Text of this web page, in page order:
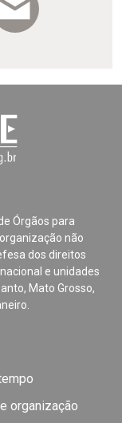
Órgãos para
não
dos direitos
e unidades
Mato Grosso,
organização